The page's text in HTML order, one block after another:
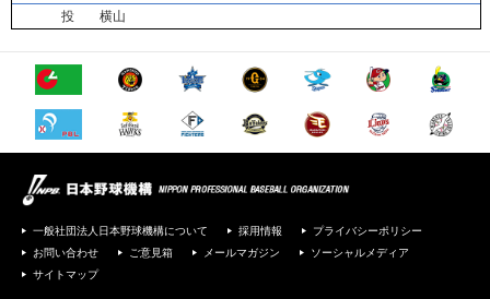
投
横山
一般社団法人日本野球機構について 採用情報
プライバシーポリシー
お問い合わせ
ご意見箱 メールマガジン
ソーシャルメディア
サイトマップ